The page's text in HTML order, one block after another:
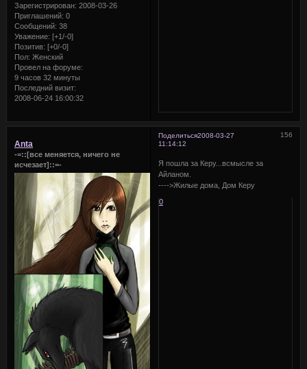
Зарегистрирован: 2008-03-26
Приглашений: 0
Сообщений: 38
Уважение: [+1/-0]
Позитив: [+0/-0]
Пол: Женский
Провел на форуме:
9 часов 32 минуты
Последний визит:
2008-06-24 16:00:32
Поделиться 156
2008-03-27
11:14:12
Anta
-=::[все меняется, ничего не
исчезает]::=-
Я пошла за Керу...всмысле за
Айланом.
---->Жилые дома, Дом Керу
0